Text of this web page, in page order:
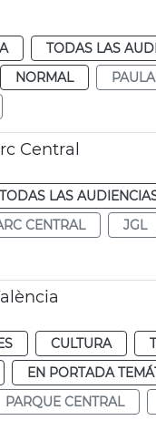
TODAS LAS
NORMAL
Central
TODAS LAS
CENTRAL JGL
CULTURA
EN PORTADA
PARQUE CENTRAL